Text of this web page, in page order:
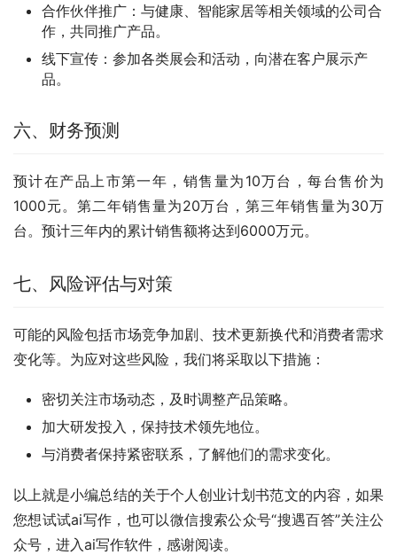
合作伙伴推广：与健康、智能家居等相关领域的公司合
作，共同推广产品。
线下宣传：参加各类展会和活动，向潜在客户展示产
品。
六、财务预测
预计在产品上市第一年，销售量为10万台，每台售价为
1000元。第二年销售量为20万台，第三年销售量为30万
台。预计三年内的累计销售额将达到6000万元。
七、风险评估与对策
可能的风险包括市场竞争加剧、技术更新换代和消费者需求
变化等。为应对这些风险，我们将采取以下措施：
密切关注市场动态，及时调整产品策略。
加大研发投入，保持技术领先地位。
与消费者保持紧密联系，了解他们的需求变化。
以上就是小编总结的关于个人创业计划书范文的内容，如果
您想试试ai写作，也可以微信搜索公众号“搜遇百答”关注公
众号，进入ai写作软件，感谢阅读。